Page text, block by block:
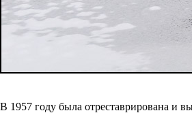
В 1957 году была отреставрирована и